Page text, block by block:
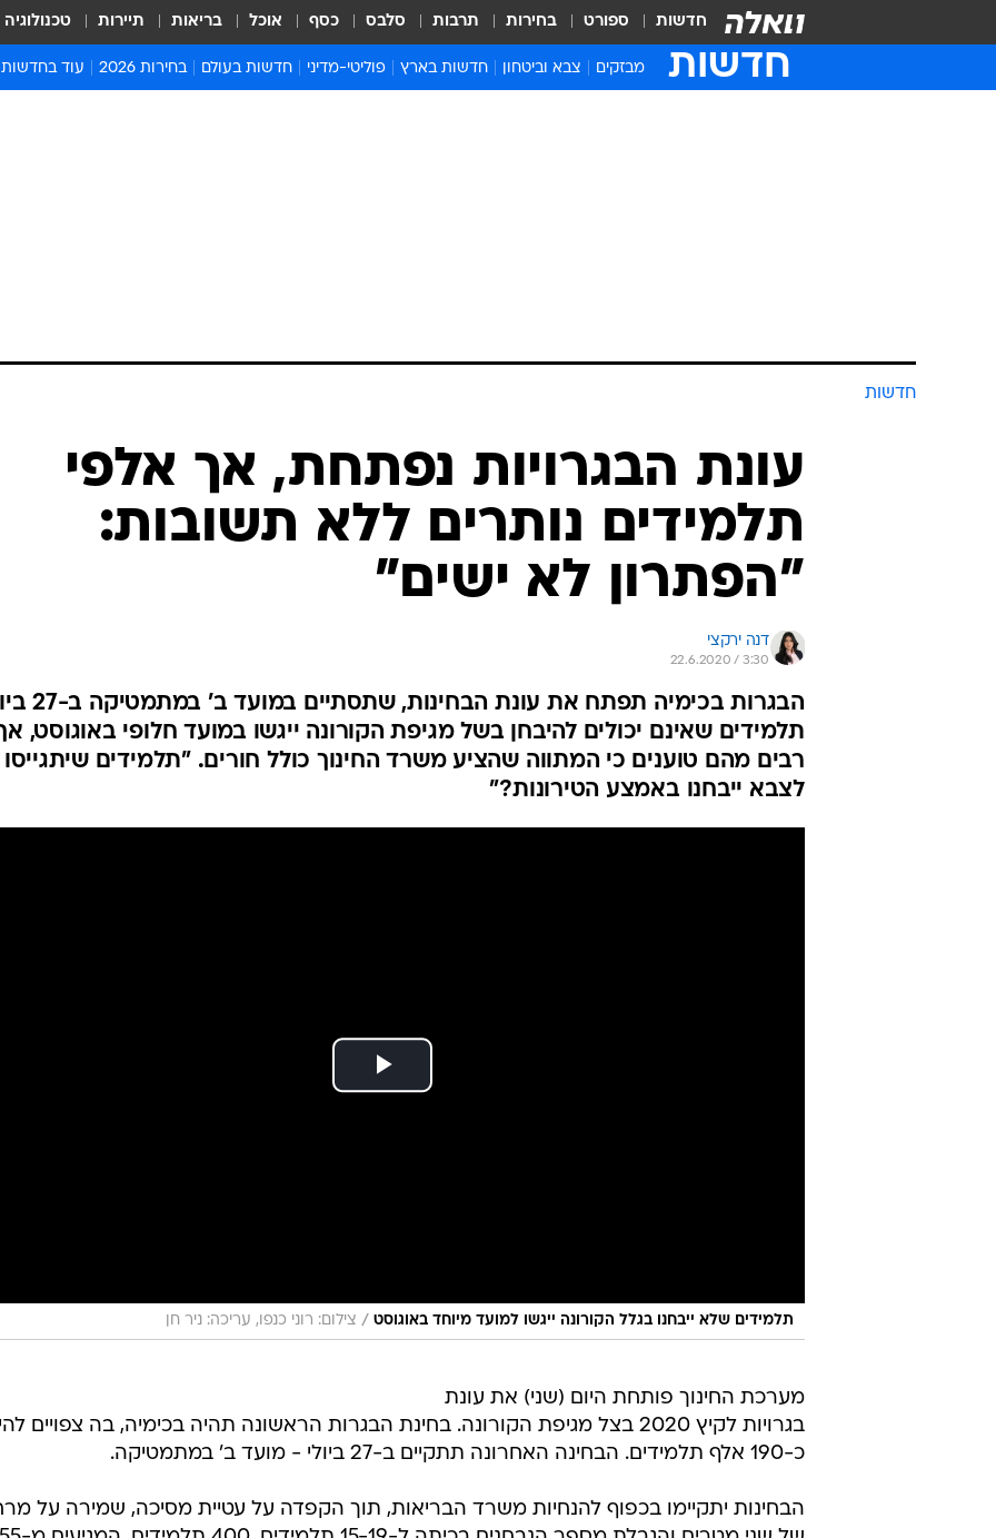
חדשות ספורט בחירות תרבות סלבס כסף אוכל בריאות תיירות טכנולוגיה
חדשות מבזקים צבא וביטחון חדשות בארץ פוליטי-מדיני חדשות בעולם בחירות 2026 עוד בחדשות
חדשות
חדשות
עונת הבגרויות נפתחת, אך אלפי
תלמידים נותרים ללא תשובות:
"הפתרון לא ישים"
דנה ירקצי
22.6.2020 / 3:30
הבגרות בכימיה תפתח את עונת
תלמידים שאינם יכולים להיבחן בשל מגיפת הקורונה ייגשו במועד חלופי באוגוסט,
רבים מהם טוענים כי המתווה שהציע משרד החינוך כולל חורים. "תלמידים שיתגייסו
לצבא ייבחנו באמצע הטירונות?"
תלמידים שלא ייבחנו בגלל הקורונה ייגשו למועד מיוחד באוגוסט / צילום: רוני כנפו, עריכה: ניר חן
מערכת החינוך פותחת היום (שני) את עונת
בגרויות לקיץ 2020 בצל מגיפת הקורונה. בחינת הבגרות הראשונה תהיה בכימיה, בה צפויים
כ-190 אלף תלמידים. הבחינה האחרונה תתקיים ב-27 ביולי - מועד ב' במתמטיקה.
הבחינות יתקיימו בכפוף להנחיות משרד הבריאות, תוך הקפדה על עטיית מסיכה, שמירה על